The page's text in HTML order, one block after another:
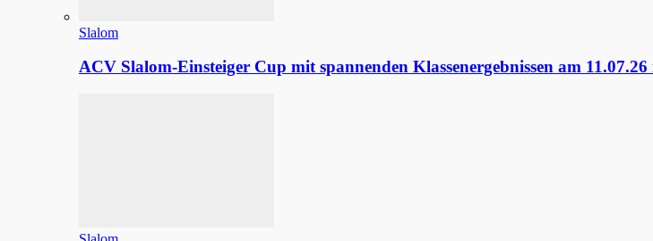
Slalom
ACV Slalom-Einsteiger Cup mit spannenden Klassenergebnissen am